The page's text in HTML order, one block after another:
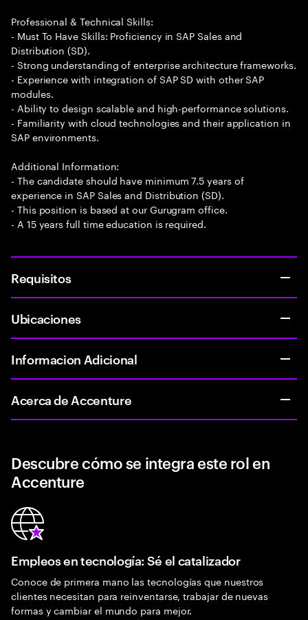
Professional & Technical Skills:
- Must To Have Skills: Proficiency in SAP Sales and
Distribution (SD).
- Strong understanding of enterprise architecture frameworks.
- Experience with integration of SAP SD with other SAP
modules.
- Ability to design scalable and high-performance solutions.
- Familiarity with cloud technologies and their application in
SAP environments.
Additional Information:
- The candidate should have minimum 7.5 years of
experience in SAP Sales and Distribution (SD).
- This position is based at our Gurugram office.
- A 15 years full time education is required.
Requisitos
Ubicaciones
Informacion Adicional
Acerca de Accenture
Descubre cómo se integra este rol en
Accenture
Empleos en tecnología: Sé el catalizador
Conoce de primera mano las tecnologías que nuestros
clientes necesitan para reinventarse, trabajar de nuevas
formas y cambiar el mundo para mejor.